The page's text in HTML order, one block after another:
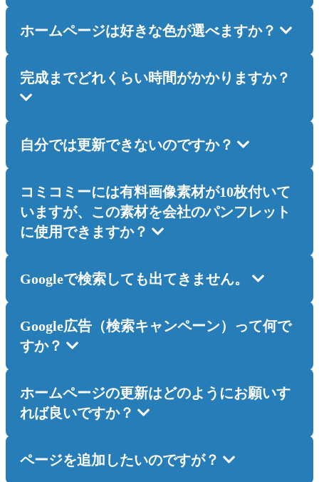
ホームページは好きな色が選べますか？
完成までどれくらい時間がかかりますか？
自分では更新できないのですか？
コミコミーには有料画像素材が10枚付いて
いますが、この素材を会社のパンフレット
に使用できますか？
Googleで検索しても出てきません。
Google広告（検索キャンペーン）って何で
すか？
ホームページの更新はどのようにお願いす
れば良いですか？
ページを追加したいのですが？